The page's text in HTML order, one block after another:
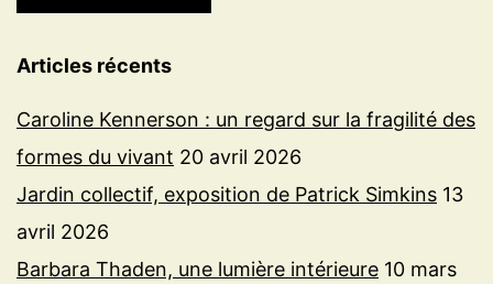
Articles récents
Caroline Kennerson : un regard sur la fragilité des
formes du vivant 20 avril 2026
Jardin collectif, exposition de Patrick Simkins 13
avril 2026
Barbara Thaden, une lumière intérieure 10 mars